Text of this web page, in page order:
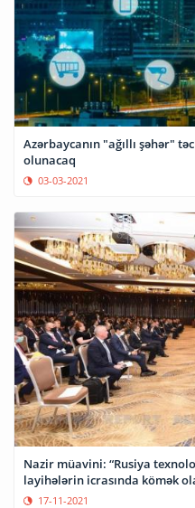
Azərbaycanın "ağıllı şəhər"
olunacaq
03-03-2021
Nazir müavini: “Rusiya
layihələrin icrasında kömək
17-11-2021